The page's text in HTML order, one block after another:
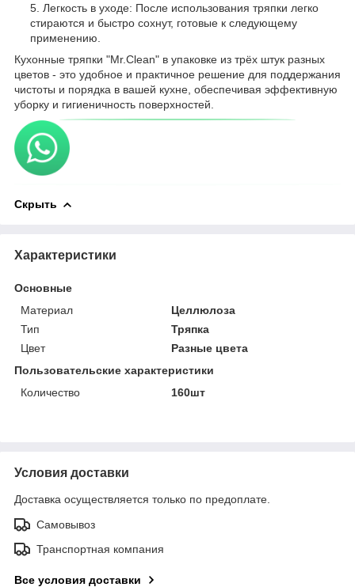
Легкость в уходе: После использования тряпки легко
стираются и быстро сохнут, готовые к следующему
применению.
Кухонные тряпки "Mr.Clean" в упаковке из трёх штук разных
цветов - это удобное и практичное решение для поддержания
чистоты и порядка в вашей кухне, обеспечивая эффективную
уборку и гигиеничность поверхностей.
Скрыть
Характеристики
Основные
Материал
Целлюлоза
Тип
Тряпка
Цвет
Разные цвета
Пользовательские характеристики
Количество
160шт
Условия доставки
Доставка осуществляется только по предоплате.
Самовывоз
Транспортная компания
Все условия доставки